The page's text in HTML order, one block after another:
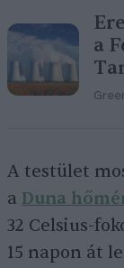
a
A testület
a Duna
32 Celsius-
15 napon át